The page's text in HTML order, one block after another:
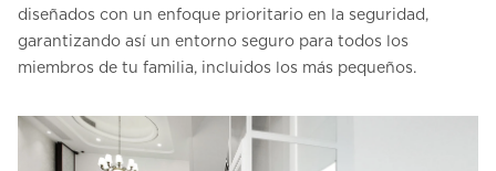
diseñados con un enfoque prioritario en la seguridad,
garantizando así un entorno seguro para todos los
miembros de tu familia, incluidos los más pequeños.